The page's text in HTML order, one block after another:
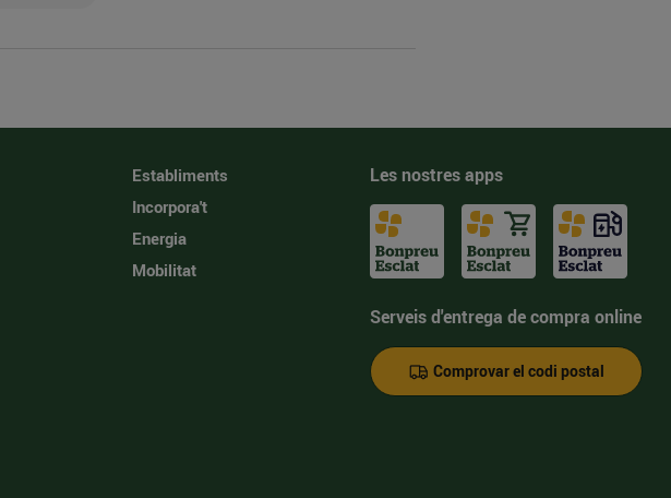
Establiments
Incorpora't
Energia
Mobilitat
Les nostres apps
Serveis d'entrega de compra online
Comprovar el codi postal